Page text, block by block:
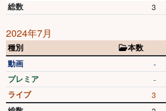
総数 3
2024年7月
種別 本数
動画
-
プレミア -
ライブ 3